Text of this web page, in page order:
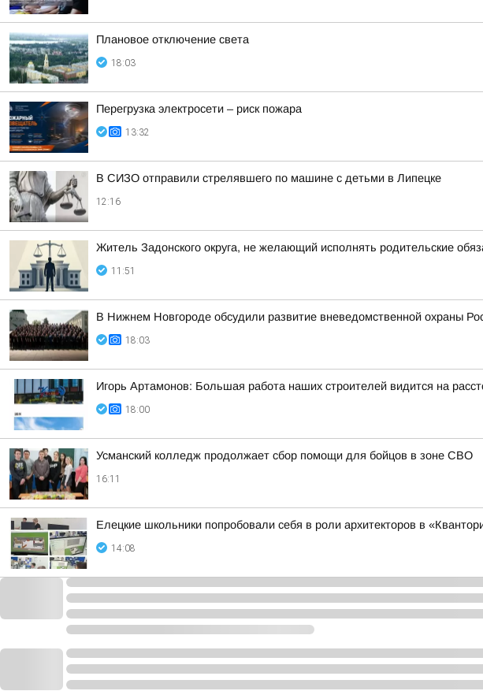
Плановое отключение света
18:03
Перегрузка электросети – риск пожара
13:32
В СИЗО отправили стрелявшего по машине с детьми в Липецке
12:16
Житель Задонского округа, не желающий исполнять родительские
11:51
В Нижнем Новгороде обсудили развитие вневедомственной охраны
18:03
Игорь Артамонов: Большая работа наших строителей видится на
18:00
Усманский колледж продолжает сбор помощи для бойцов в зоне СВО
16:11
Елецкие школьники попробовали себя в роли архитекторов в
14:08